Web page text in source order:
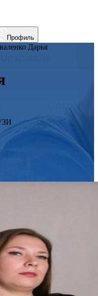
Профиль
Дарья